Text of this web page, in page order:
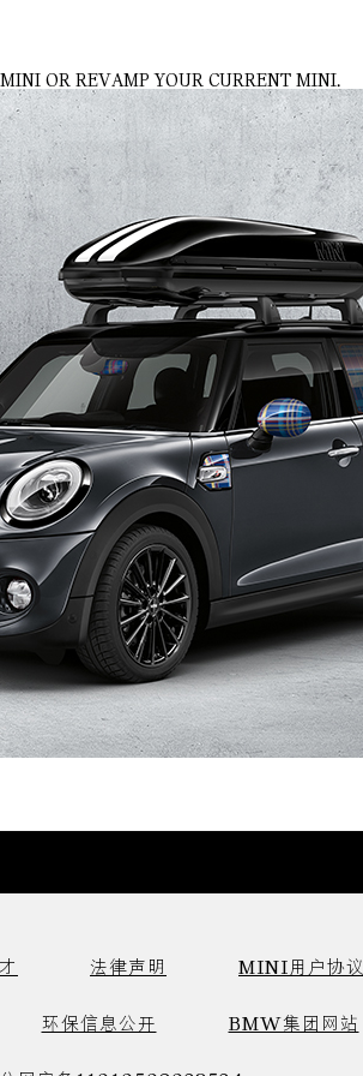
OR REVAMP YOUR CURRENT MINI.
法律声明 MINI用户协议
环保信息公开 BMW集团网站